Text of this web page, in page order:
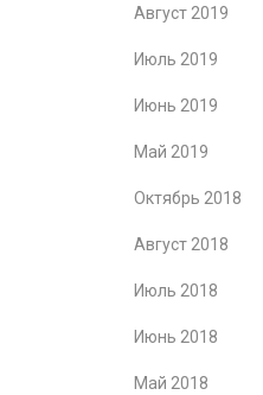
Август 2019
Июль 2019
Июнь 2019
Май 2019
Октябрь 2018
Август 2018
Июль 2018
Июнь 2018
Май 2018